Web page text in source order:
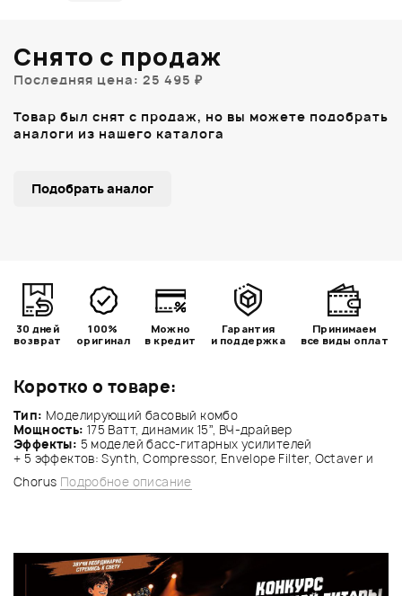
Коротко о товаре:
Тип: Моделирующий басовый комбо
Мощность: 175 Ватт, динамик 15”, ВЧ-драйвер
Эффекты: 5 моделей басс-гитарных усилителей
+ 5 эффектов: Synth, Compressor, Envelope Filter, Octaver и
Chorus Подробное описание
Снято с продаж
Последняя цена: 25 495 ₽
Товар был снят с продаж, но вы можете подобрать
аналоги из нашего каталога
Подобрать аналог
30 дней
возврат
100%
оригинал
Можно
в кредит
Гарантия
и поддержка
Принимаем
все виды оплат